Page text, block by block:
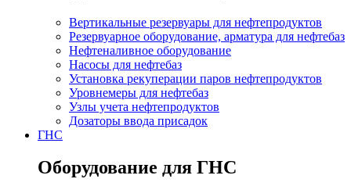
Вертикальные резервуары для нефтепродуктов
Резервуарное оборудование, арматура для нефтебаз
Нефтеналивное оборудование
Насосы для нефтебаз
Установка рекуперации паров нефтепродуктов
Уровнемеры для нефтебаз
Узлы учета нефтепродуктов
Дозаторы ввода присадок
ГНС
Оборудование для ГНС